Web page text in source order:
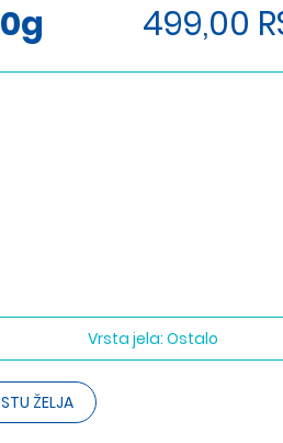
499,00
Vrsta jela: Ostalo
ŽELJA